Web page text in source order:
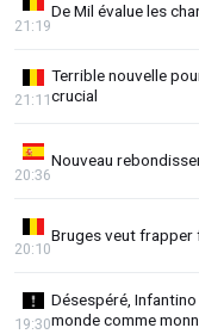
De Mil évalue les
21:19
Terrible nouvelle
crucial
21:11
Nouveau
20:36
Bruges veut frapper
20:10
Désespéré,
monde comme
19:30